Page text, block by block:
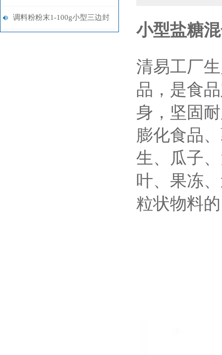
\小型粉末包装机
调料粉粉末1-100g小型三边封
小型盐糖
清易工厂
品，是食
身，坚固
膨化食品
生、瓜子
叶、果冻
粒状物料